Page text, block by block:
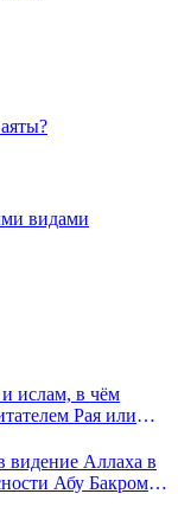
видами
ислам, в чём
Рая или
Аллаха в
Абу Бакром